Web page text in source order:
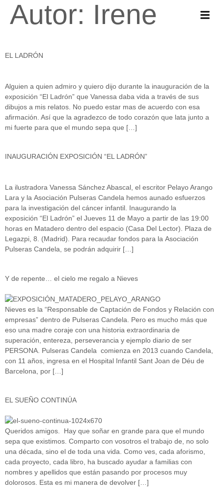
Autor: Irene
EL LADRÓN
Alguien a quien admiro y quiero dijo durante la inauguración de la
exposición “El Ladrón” que Vanessa daba vida a través de sus
dibujos a mis relatos. No puedo estar mas de acuerdo con esa
afirmación. Así que la agradezco de todo corazón que lata junto a
mi fuerte para que el mundo sepa que […]
INAUGURACIÓN EXPOSICIÓN “EL LADRÓN”
La ilustradora Vanessa Sánchez Abascal, el escritor Pelayo Arango
Lara y la Asociación Pulseras Candela hemos aunado esfuerzos
para la investigación del cáncer infantil. Inaugurando la
exposición “El Ladrón” el Jueves 11 de Mayo a partir de las 19:00
horas en Matadero dentro del espacio (Casa Del Lector). Plaza de
Legazpi, 8. (Madrid). Para recaudar fondos para la Asociación
Pulseras Candela, se podrán adquirir […]
Y de repente… el cielo me regalo a Nieves
Nieves es la “Responsable de Captación de Fondos y Relación con
empresas” dentro de Pulseras Candela. Pero es mucho más que
eso una madre coraje con una historia extraordinaria de
superación, entereza, perseverancia y ejemplo diario de ser
PERSONA. Pulseras Candela comienza en 2013 cuando Candela,
con 11 años, ingresa en el Hospital Infantil Sant Joan de Déu de
Barcelona, por […]
EL SUEÑO CONTINÚA
Queridos amigos. Hay que soñar en grande para que el mundo
sepa que existimos. Comparto con vosotros el trabajo de, no solo
una década, sino el de toda una vida. Como ves, cada aforismo,
cada proyecto, cada libro, ha buscado ayudar a familias con
nombres y apellidos que están pasando por procesos muy
dolorosos. Esta es mi manera de devolver […]